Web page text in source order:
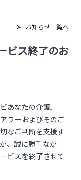
お知らせ一覧へ
ビス終了のお
あなたの介護』
ラーおよびそのご
なご判断を支援す
、誠に勝手なが
ビスを終了させて